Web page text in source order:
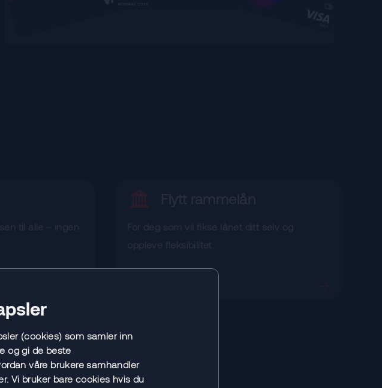
(cookies) som samler inn
og gi de beste
våre brukere samhandler
Vi bruker bare cookies hvis du